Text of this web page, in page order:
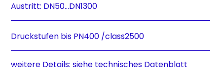
Austritt: DN50…DN1300
Druckstufen bis PN400 /class2500
weitere Details: siehe technisches Datenblatt